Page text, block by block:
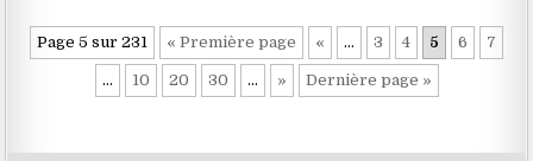
Page 5 sur 231 « Première page « … 3 4 5 6 7
… 10 20 30 … » Dernière page »